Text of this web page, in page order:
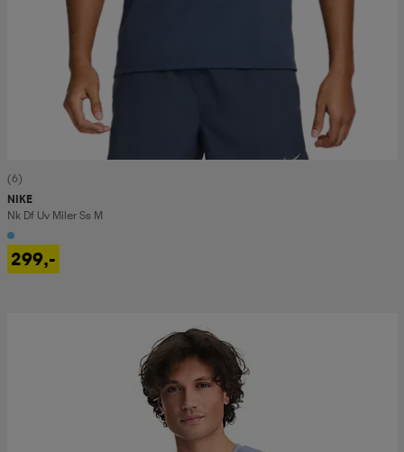
(6)
NIKE
Nk Df Uv Miler Ss M
299,-